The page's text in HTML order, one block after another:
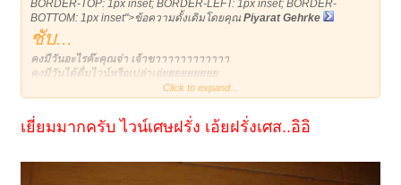
BORDER-TOP: 1px inset; BORDER-LEFT: 1px inset; BORDER-
BOTTOM: 1px inset">ข้อความดั้งเดิมโดยคุณPiyarat Gehrke
ชับ...
คงมีวันอะไรค๊ะคุณจ่า เจ้าขาาาาาาาาาาาา
คงมีวันได้ดื่มไวน์หรือเปล่าเอ่ยยยยยยยยย
</TD></TR></TBODY></TABLE>
ริบบิ้นอัลบั้มเพลงคงมีวัน....ฉับ ฉับ ยังคงมาไว
Click to expand...
เยี่ยมมากครับ ไวน์เศษฝรั่ง เอ้ยฝรั่งเศส..อิอิ